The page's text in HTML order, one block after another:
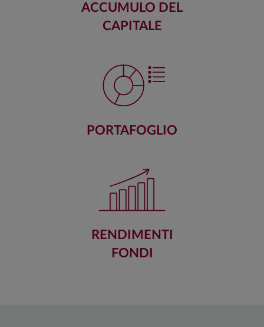
ACCUMULO DEL
CAPITALE
PORTAFOGLIO
RENDIMENTI
FONDI